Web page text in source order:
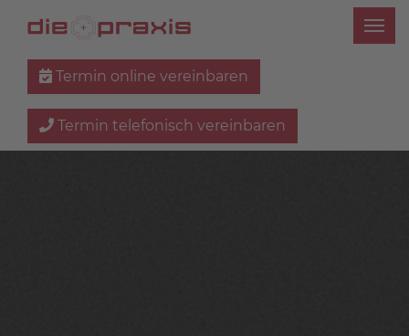
Termin online vereinbaren
Termin telefonisch vereinbaren